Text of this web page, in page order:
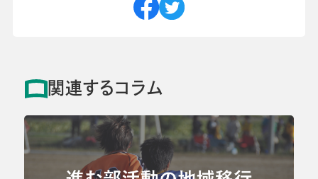
関連するコラム